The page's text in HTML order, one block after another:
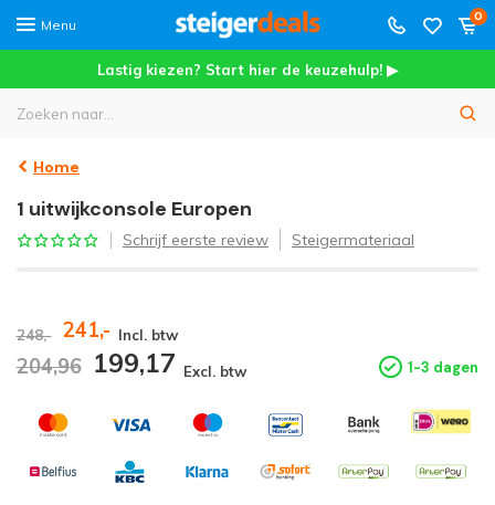
Menu
0
Lastig kiezen? Start hier de keuzehulp! ▶
Home
1 uitwijkconsole Europen
Schrijf eerste review Steigermateriaal
248,- 241,- Incl. btw
204,96 199,17 Excl. btw 1-3 dagen